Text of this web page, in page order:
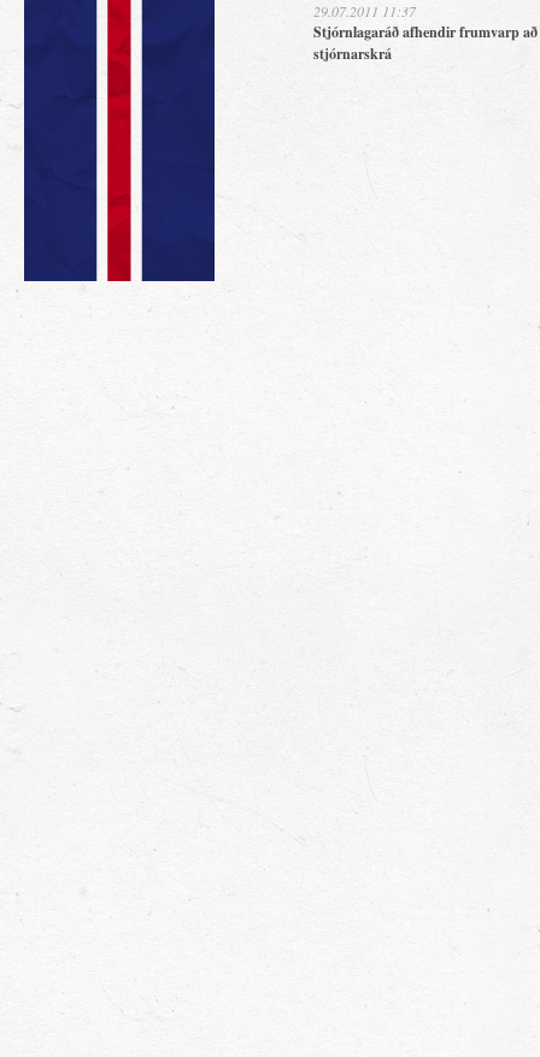
29.07.2011 11:37
Stjórnlagaráð afhendir frumvarp
stjórnarskrá